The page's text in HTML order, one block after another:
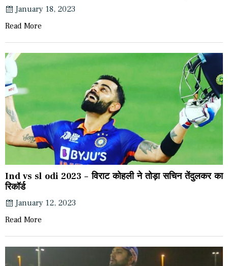
January 18, 2023
Read More
Ind vs sl odi 2023 – विराट कोहली ने तोड़ा सचिन तेंदुलकर का
रिकॉर्ड
January 12, 2023
Read More